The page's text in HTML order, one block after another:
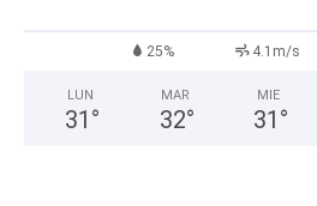
25% 4.1m/s
LUN
31 °
MAR
32°
MIE
31 °